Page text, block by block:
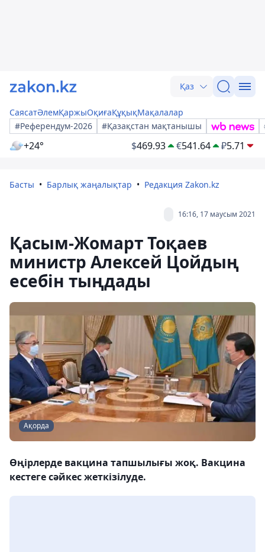
Қаз
СаясатӘлемҚаржыОқиғаҚұқықМақалалар
#Референдум-2026
#Қазақстан мақтанышы
+24° $469.93 €541.64 ₽5.71
Басты Барлық жаңалықтар Редакция Zakon.kz
16:16, 17 маусым 2021
Қасым-Жомарт Тоқаев
министр Алексей Цойдың
есебін тыңдады
Ақорда
Өңірлерде вакцина тапшылығы жоқ. Вакцина
кестеге сәйкес жеткізілуде.